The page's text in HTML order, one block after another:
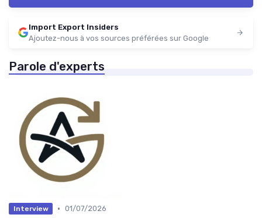
Import Export Insiders
Ajoutez-nous à vos sources préférées sur Google
Parole d'experts
Interview • 01/07/2026